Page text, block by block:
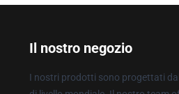
Il nostro negozio
I nostri prodotti sono progettati